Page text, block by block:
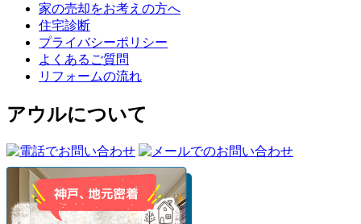
家の売却をお考えの方へ
住宅診断
プライバシーポリシー
よくあるご質問
リフォームの流れ
アウルについて